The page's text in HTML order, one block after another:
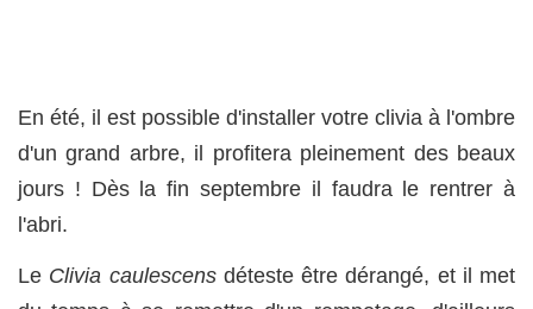
En été, il est possible d'installer votre clivia à l'ombre
d'un grand arbre, il profitera pleinement des beaux
jours ! Dès la fin septembre il faudra le rentrer à
l'abri.
Le Clivia caulescensdéteste être dérangé, et il met